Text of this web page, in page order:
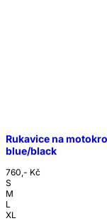
Rukavice na
blue/black
760,- Kč
S
M
L
XL